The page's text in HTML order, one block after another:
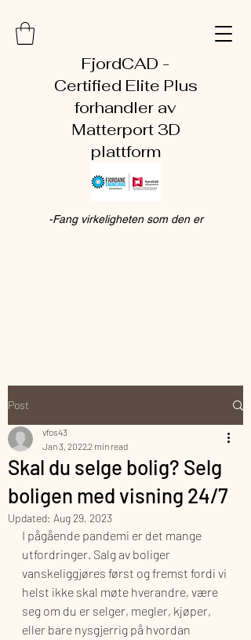
FjordCAD -
Certified Elite Plus
forhandler av
Matterport 3D
plattform
-Fang virkeligheten som den er
Post
Skal du selge bolig? Selg
boligen med visning 24/7
vfos43
Jan 3, 20222 min read
Updated: Aug 29, 2023
I pågående pandemi er det mange
utfordringer. Salg av boliger
vanskeliggjøres først og fremst fordi vi
helst ikke skal møte hverandre, være
seg om du er selger, megler, kjøper,
eller bare nysgjerrig på hvordan